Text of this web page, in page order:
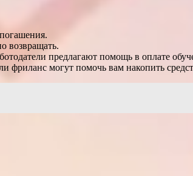
возвращать.
предлагают помощь в оплате
фриланс могут помочь вам накопить